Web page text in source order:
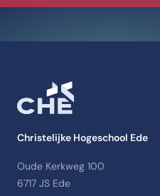
Christelijke Hogeschool Ede
Oude Kerkweg 100
6717 JS Ede